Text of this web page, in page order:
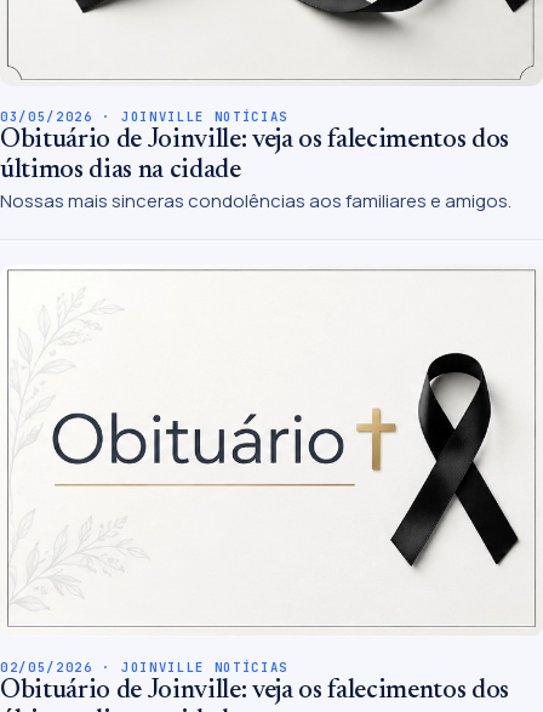
03/05/2026 · JOINVILLE NOTÍCIAS
Obituário de Joinville: veja os falecimentos dos
últimos dias na cidade
Nossas mais sinceras condolências aos familiares e amigos.
02/05/2026 · JOINVILLE NOTÍCIAS
Obituário de Joinville: veja os falecimentos dos